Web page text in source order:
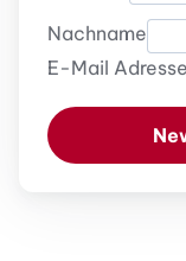
Nachname
E-Mail Adresse